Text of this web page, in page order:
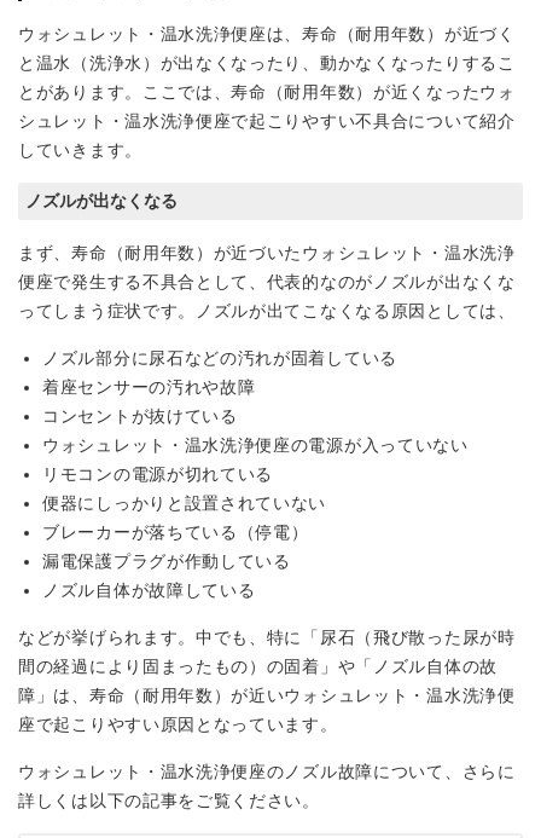
ウォシュレット・温水洗浄便座は、寿命（耐用年数）が近づく
と温水（洗浄水）が出なくなったり、動かなくなったりするこ
とがあります。ここでは、寿命（耐用年数）が近くなったウォ
シュレット・温水洗浄便座で起こりやすい不具合について紹介
していきます。
ノズルが出なくなる
まず、寿命（耐用年数）が近づいたウォシュレット・温水洗浄
便座で発生する不具合として、代表的なのがノズルが出なくな
ってしまう症状です。ノズルが出てこなくなる原因としては、
ノズル部分に尿石などの汚れが固着している
着座センサーの汚れや故障
コンセントが抜けている
ウォシュレット・温水洗浄便座の電源が入っていない
リモコンの電源が切れている
便器にしっかりと設置されていない
ブレーカーが落ちている（停電）
漏電保護プラグが作動している
ノズル自体が故障している
などが挙げられます。中でも、特に「尿石（飛び散った尿が時
間の経過により固まったもの）の固着」や「ノズル自体の故
障」は、寿命（耐用年数）が近いウォシュレット・温水洗浄便
座で起こりやすい原因となっています。
ウォシュレット・温水洗浄便座のノズル故障について、さらに
詳しくは以下の記事をご覧ください。